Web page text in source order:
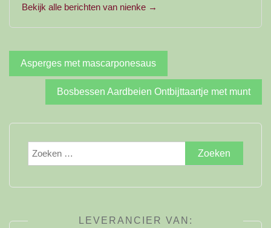
Bekijk alle berichten van nienke →
Bericht
navigatie
Asperges met mascarponesaus
Bosbessen Aardbeien Ontbijttaartje met munt
Zoeken
naar:
LEVERANCIER VAN: